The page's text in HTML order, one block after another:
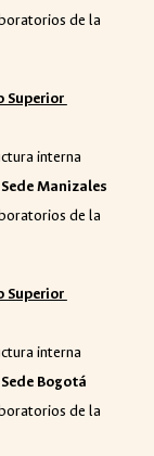
de la
Superior
interna
Sede Manizales
de la
Superior
interna
Sede Bogotá
de la